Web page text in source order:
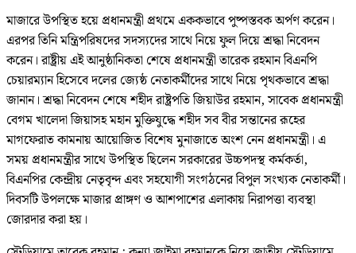
মাজারে উপস্থিত হয়ে প্রধানমন্ত্রী প্রথমে এককভাবে পুষ্পস্তবক অর্পণ করেন।
এরপর তিনি মন্ত্রিপরিষদের সদস্যদের সাথে নিয়ে ফুল দিয়ে শ্রদ্ধা নিবেদন
করেন। রাষ্ট্রীয় এই আনুষ্ঠানিকতা শেষে প্রধানমন্ত্রী তারেক রহমান বিএনপি
চেয়ারম্যান হিসেবে দলের জ্যেষ্ঠ নেতাকর্মীদের সাথে নিয়ে পৃথকভাবে শ্রদ্ধা
জানান। শ্রদ্ধা নিবেদন শেষে শহীদ রাষ্ট্রপতি জিয়াউর রহমান, সাবেক প্রধানমন্ত্রী
বেগম খালেদা জিয়াসহ মহান মুক্তিযুদ্ধে শহীদ সব বীর সন্তানের রূহের
মাগফেরাত কামনায় আয়োজিত বিশেষ মুনাজাতে অংশ নেন প্রধানমন্ত্রী। এ
সময় প্রধানমন্ত্রীর সাথে উপস্থিত ছিলেন সরকারের উচ্চপদস্থ কর্মকর্তা,
বিএনপির কেন্দ্রীয় নেতৃবৃন্দ এবং সহযোগী সংগঠনের বিপুল সংখ্যক নেতাকর্মী।
দিবসটি উপলক্ষে মাজার প্রাঙ্গণ ও আশপাশের এলাকায় নিরাপত্তা ব্যবস্থা
জোরদার করা হয়।